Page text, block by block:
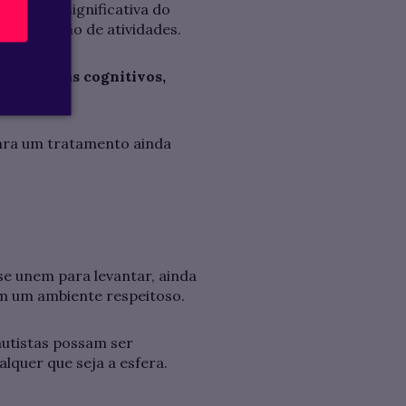
significativa do
realização de atividades.
terapeutas cognitivos,
um tratamento ainda
unem para levantar, ainda
um ambiente respeitoso.
possam ser
que seja a esfera.